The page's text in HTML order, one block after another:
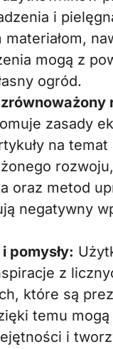
i
materiałom,
mogą z
ogród.
zasady
na temat
oraz metod
negatywny
pomysły:
z
które są
temu
i